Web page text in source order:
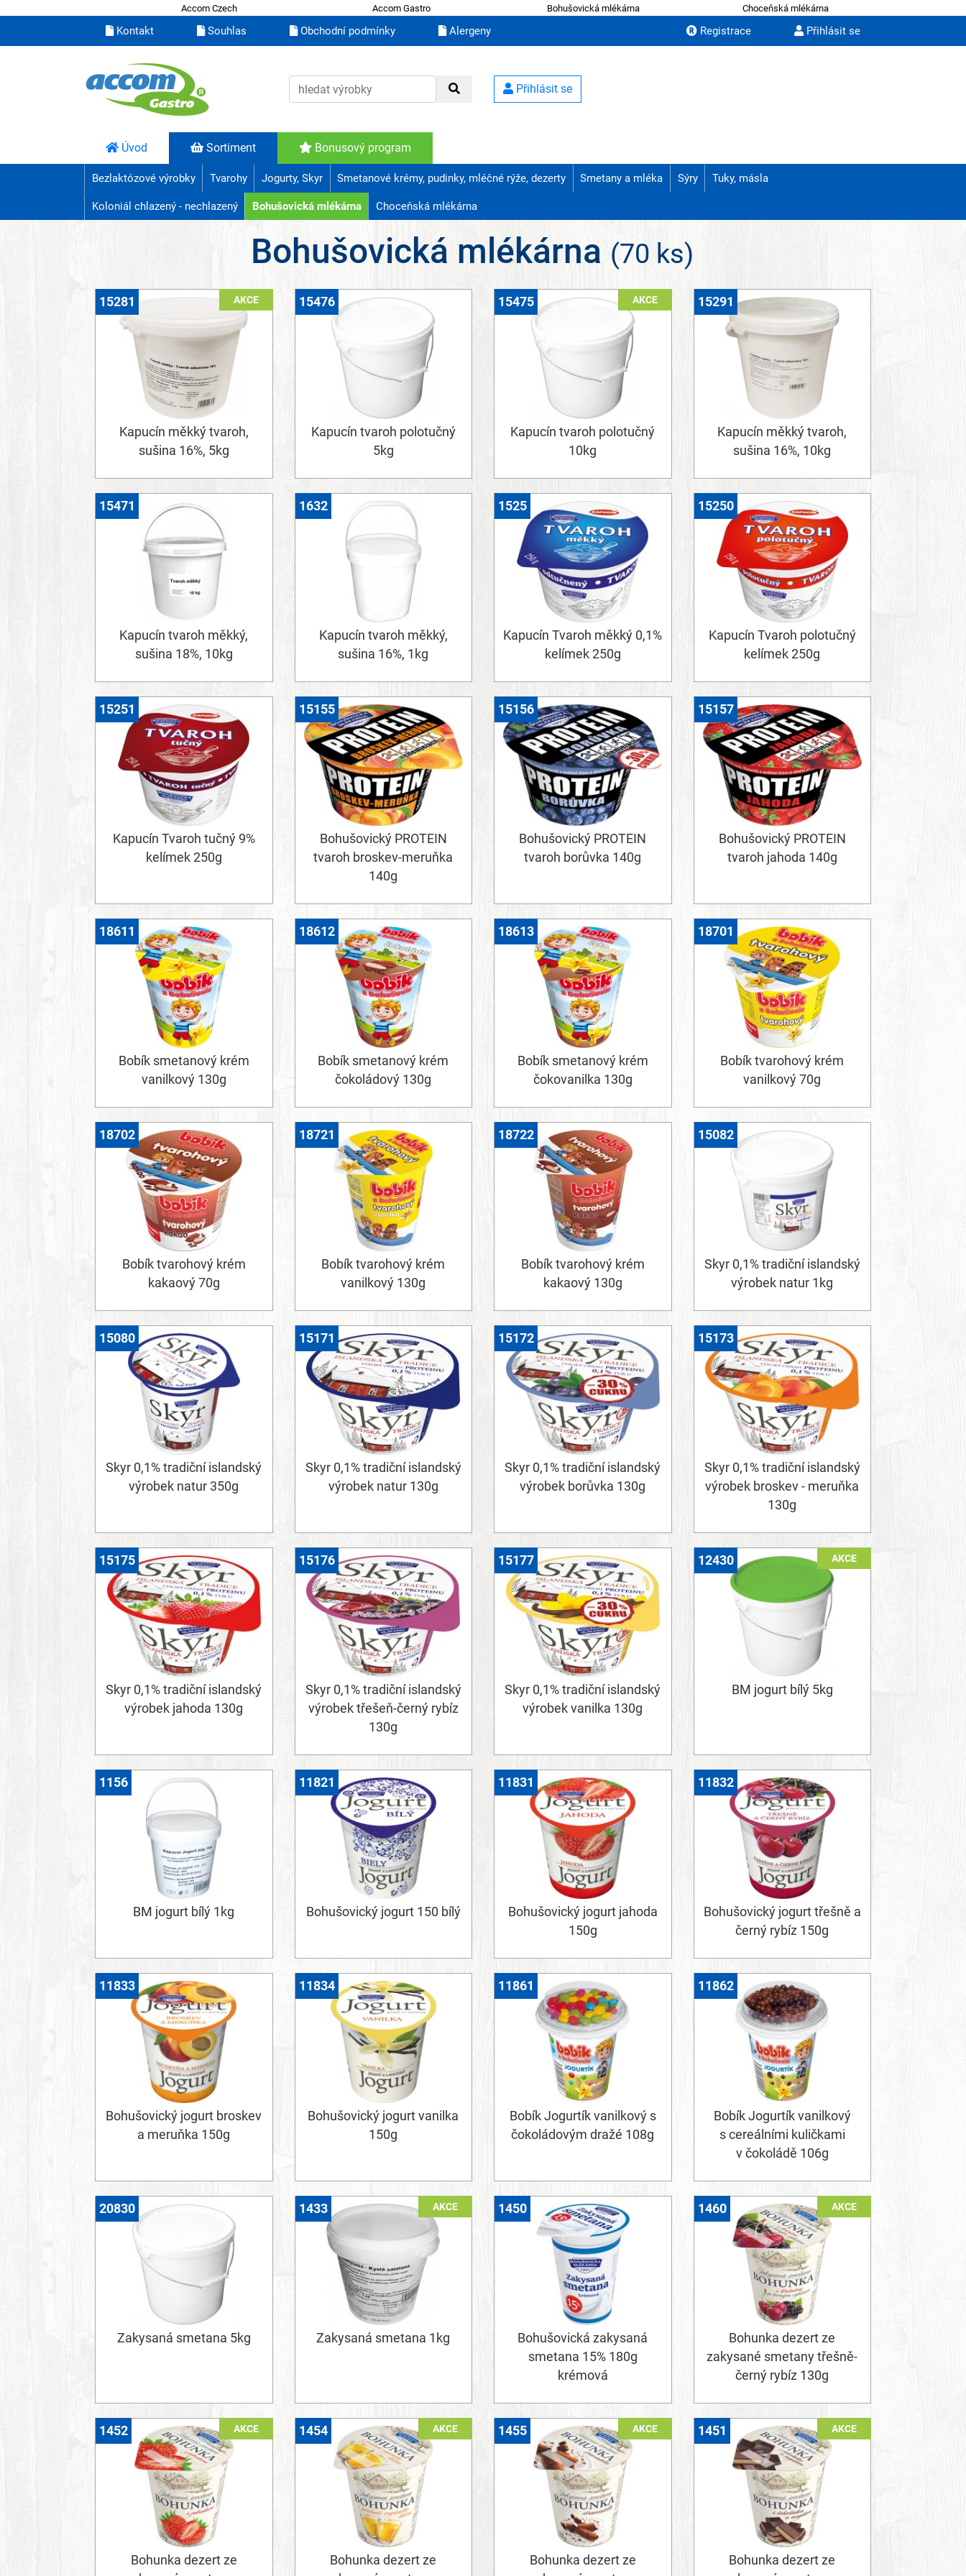
Accom Czech Accom Gastro Bohušovická mlékárna Choceňská mlékárna
Kontakt Souhlas Obchodní podmínky Alergeny Registrace Přihlásit se
Přihlásit se
Úvod Sortiment Bonusový program
Bezlaktózové výrobky Tvarohy Jogurty, Skyr Smetanové krémy, pudinky, mléčné rýže, dezerty Smetany a mléka Sýry Tuky, másla
Koloniál chlazený - nechlazený Bohušovická mlékárna Choceňská mlékárna
Bohušovická mlékárna (70 ks)
AKCE
Kapucín měkký tvaroh,
sušina 16%, 5kg
15281
Kapucín tvaroh polotučný
5kg
15476 AKCE
Kapucín tvaroh polotučný
10kg
15475
Kapucín měkký tvaroh,
sušina 16%, 10kg
15291
Kapucín tvaroh měkký,
sušina 18%, 10kg
15471
Kapucín tvaroh měkký,
sušina 16%, 1kg
1632
Kapucín Tvaroh měkký 0,1%
kelímek 250g
1525
Kapucín Tvaroh polotučný
kelímek 250g
15250
Kapucín Tvaroh tučný 9%
kelímek 250g
15251
Bohušovický PROTEIN
tvaroh broskev-meruňka
140g
15155
Bohušovický PROTEIN
tvaroh borůvka 140g
15156
Bohušovický PROTEIN
tvaroh jahoda 140g
15157
Bobík smetanový krém
vanilkový 130g
18611
Bobík smetanový krém
čokoládový 130g
18612
Bobík smetanový krém
čokovanilka 130g
18613
Bobík tvarohový krém
vanilkový 70g
18701
Bobík tvarohový krém
kakaový 70g
18702
Bobík tvarohový krém
vanilkový 130g
18721
Bobík tvarohový krém
kakaový 130g
18722
Skyr 0,1% tradiční islandský
výrobek natur 1kg
15082
Skyr 0,1% tradiční islandský
výrobek natur 350g
15080
Skyr 0,1% tradiční islandský
výrobek natur 130g
15171
Skyr 0,1% tradiční islandský
výrobek borůvka 130g
15172
Skyr 0,1% tradiční islandský
výrobek broskev - meruňka
130g
15173
Skyr 0,1% tradiční islandský
výrobek jahoda 130g
15175
Skyr 0,1% tradiční islandský
výrobek třešeň-černý rybíz
130g
15176
Skyr 0,1% tradiční islandský
výrobek vanilka 130g
15177 AKCE
BM jogurt bílý 5kg
12430
BM jogurt bílý 1kg
1156
Bohušovický jogurt 150 bílý
11821
Bohušovický jogurt jahoda
150g
11831
Bohušovický jogurt třešně a
černý rybíz 150g
11832
Bohušovický jogurt broskev
a meruňka 150g
11833
Bohušovický jogurt vanilka
150g
11834
Bobík Jogurtík vanilkový s
čokoládovým dražé 108g
11861
Bobík Jogurtík vanilkový
s cereálními kuličkami
v čokoládě 106g
11862
Zakysaná smetana 5kg
20830 AKCE
Zakysaná smetana 1kg
1433
Bohušovická zakysaná
smetana 15% 180g
krémová
1450 AKCE
Bohunka dezert ze
zakysané smetany třešně-
černý rybíz 130g
1460
AKCE
Bohunka dezert ze
1452 AKCE
Bohunka dezert ze
1454 AKCE
Bohunka dezert ze
1455 AKCE
Bohunka dezert ze
1451